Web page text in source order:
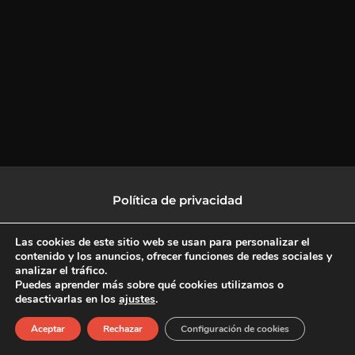
Política de privacidad
Política de protección de datos
F
a
c
X
-
L
i
n
I
n
s
Copyright © 2026 CulturalTV
Las cookies de este sitio web se usan para personalizar el
contenido y los anuncios, ofrecer funciones de redes sociales y
analizar el tráfico.
Puedes aprender más sobre qué cookies utilizamos o
desactivarlas en los ajustes.
Aceptar Rechazar Configuración de cookies